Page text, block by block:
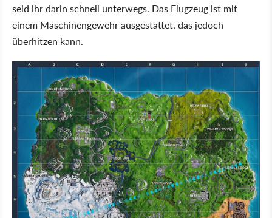
seid ihr darin schnell unterwegs. Das Flugzeug ist mit
einem Maschinengewehr ausgestattet, das jedoch
überhitzen kann.